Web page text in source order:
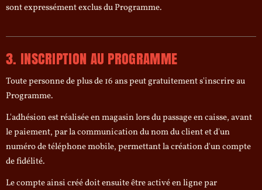
sont expressément exclus du Programme.
3. INSCRIPTION AU PROGRAMME
Toute personne de plus de 16 ans peut gratuitement s'inscrire au
Programme.
L'adhésion est réalisée en magasin lors du passage en caisse, avant
le paiement, par la communication du nom du client et d'un
numéro de téléphone mobile, permettant la création d'un compte
de fidélité.
Le compte ainsi créé doit ensuite être activé en ligne par